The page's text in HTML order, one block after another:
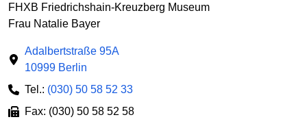
FHXB Friedrichshain-Kreuzberg Museum
Frau Natalie Bayer
Adalbertstraße 95A
10999 Berlin
Tel.: (030) 50 58 52 33
Fax: (030) 50 58 52 58